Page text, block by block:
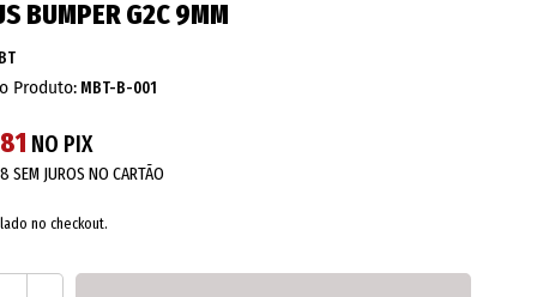
BUMPER G2C 9MM
Produto: MBT-B-001
NO PIX
SEM JUROS NO CARTÃO
no checkout.